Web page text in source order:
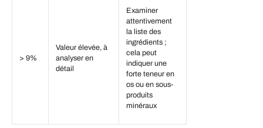
> 9%
Valeur élevée, à
analyser en
détail
Examiner
attentivement
la liste des
ingrédients ;
cela peut
indiquer une
forte teneur en
os ou en sous-
produits
minéraux